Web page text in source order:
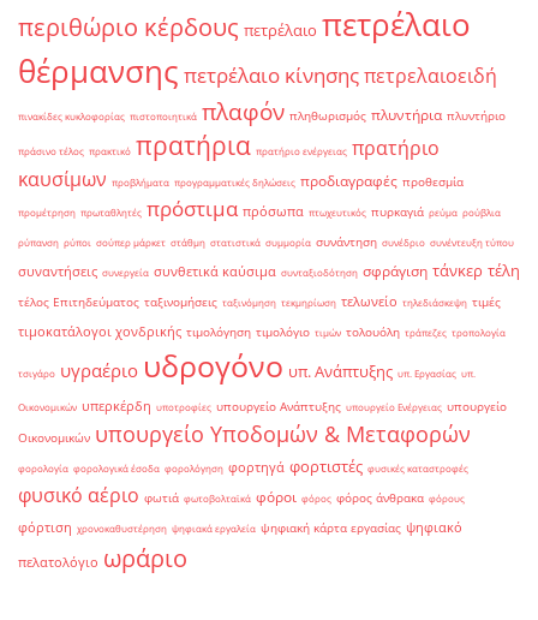
περιθώριο κέρδους πετρέλαιο πετρέλαιο
θέρμανσης πετρέλαιο κίνησηςπετρελαιοειδή
πινακίδες κυκλοφορίας πιστοποιητικά πλαφόν πληθωρισμός πλυντήρια πλυντήριο
πράσινο τέλος πρακτικό πρατήρια πρατήριο ενέργειας πρατήριο
καυσίμων προβλήματα προγραμματικές δηλώσεις προδιαγραφές προθεσμία
προμέτρηση πρωταθλητές πρόστιμα πρόσωπα πτωχευτικός πυρκαγιά ρεύμα ρούβλια
ρύπανση ρύποι σούπερ μάρκετ στάθμη στατιστικά συμμορία συνάντηση συνέδριο συνέντευξη τύπου
συναντήσεις συνεργεία συνθετικά καύσιμα συνταξιοδότηση σφράγιση τάνκερ τέλη
τέλος Επιτηδεύματος ταξινομήσεις ταξινόμηση τεκμηρίωση τελωνείο τηλεδιάσκεψη τιμές
τιμοκατάλογοι χονδρικής τιμολόγηση τιμολόγιο τιμών τολουόλη τράπεζες τροπολογία
τσιγάρο υγραέριο υδρογόνο υπ. Ανάπτυξης υπ. Εργασίας υπ.
Οικονομικών υπερκέρδη υποτροφίες υπουργείο Ανάπτυξης υπουργείο Ενέργειας υπουργείο
Οικονομικών υπουργείο Υποδομών & Μεταφορών
φορολογία φορολογικά έσοδα φορολόγηση φορτηγά φορτιστές φυσικές καταστροφές
φυσικό αέριο φωτιά φωτοβολταϊκά φόροι φόρος φόρος άνθρακα φόρους
φόρτιση χρονοκαθυστέρηση ψηφιακά εργαλεία ψηφιακή κάρτα εργασίας ψηφιακό
πελατολόγιο ωράριο